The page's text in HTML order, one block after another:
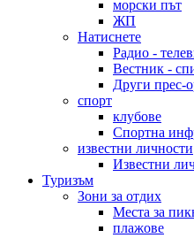
морски път
ЖП
Натиснете
Радио -
Вестник -
Други прес-
спорт
клубове
Спортна
известни личности
Известни
Туризъм
Зони за отдих
Места за
плажове